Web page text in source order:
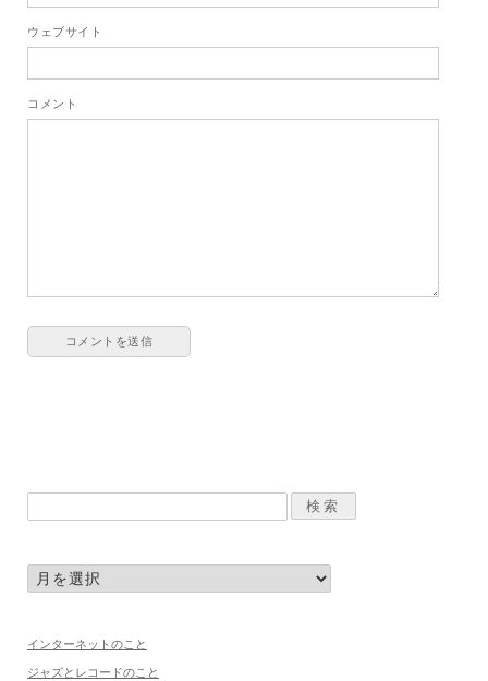
ウェブサイト
コメント
インターネットのこと
ジャズとレコードのこと